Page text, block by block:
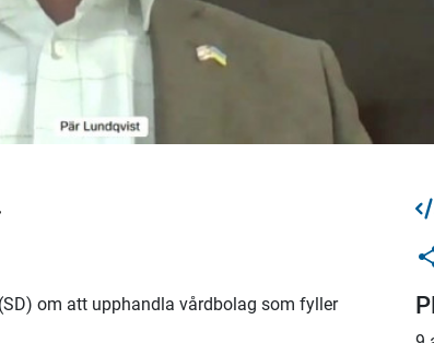
om att upphandla vårdbolag som fyller